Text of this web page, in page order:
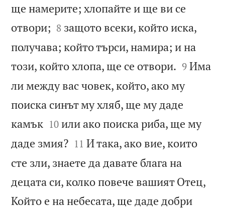
ще намерите; хлопайте и ще ви се
отвори; 

8 защото всеки, който иска,
получава; който търси, намира; и на
този, който хлопа, ще се отвори. 

9 Има
ли между вас човек, който, ако му
поиска синът му хляб, ще му даде
камък
10 или ако поиска риба, ще му
даде змия?
11 И така, ако вие, които
сте зли, знаете да давате блага на
децата си, колко повече вашият Отец,
Който е на небесата, ще даде добри